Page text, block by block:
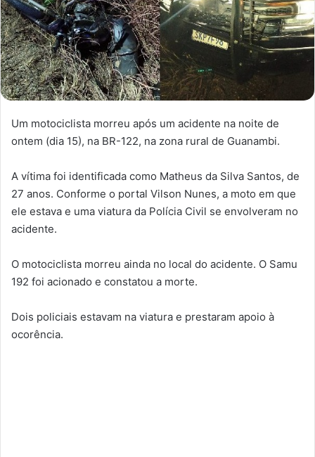
Um motociclista morreu após um acidente na noite de
ontem (dia 15), na BR-122, na zona rural de Guanambi.
A vítima foi identificada como Matheus da Silva Santos, de
27 anos. Conforme o portal Vilson Nunes, a moto em que
ele estava e uma viatura da Polícia Civil se envolveram no
acidente.
O motociclista morreu ainda no local do acidente. O Samu
192 foi acionado e constatou a morte.
Dois policiais estavam na viatura e prestaram apoio à
ocorência.